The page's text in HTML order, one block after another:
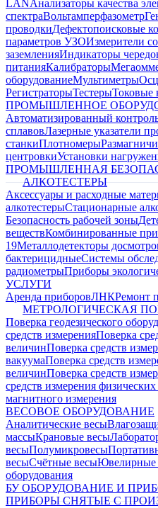
LAN Анализаторы качества
спектраВольтамперфазометр
проводкиДефектопоисковые
параметров УЗОИзмерители
заземленияИндикаторы
питанияКалибраторы
оборудованиеМультиметры
РегистраторыТестерыТоковые
ПРОМЫШЛЕННОЕ
Автоматизированный
сплавовЛазерные указатели
станкиПлотномеры
центровкиУстановки
ПРОМЫШЛЕННАЯ
АЛКОТЕСТЕРЫ
Аксессуары и расходные
алкотестерыСтационарные
Безопасность рабочей зоны
веществКомбинированные
19Металлодетекторы
бактерицидныеСистемы
радиометрыПриборы
УСЛУГИ
Аренда приборовЛНКРемонт
МЕТРОЛОГИЧЕСКАЯ
Поверка геодезического
средств измеренияПоверка
величинПоверка средств
вакуумаПоверка средств
величинПоверка средств
средств измерения
магнитного измерения
ВЕСОВОЕ ОБОРУДОВАНИЕ
Аналитические весы
массыКрановые весы
весыПолумикровесы
весыСчётные весыЮвелирные
оборудования
БУ ОБОРУДОВАНИЕ И
ПРИБОРЫ СНЯТЫЕ С